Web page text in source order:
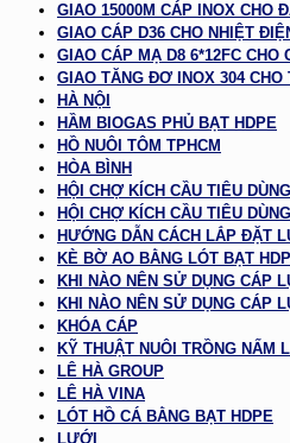
GIAO 15000M CÁP INOX CHO
GIAO CÁP D36 CHO NHIỆT
GIAO CÁP MẠ D8 6*12FC CHO
GIAO TĂNG ĐƠ INOX 304
HÀ NỘI
HẦM BIOGAS PHỦ BẠT HDPE
HỒ NUÔI TÔM TPHCM
HÒA BÌNH
HỘI CHỢ KÍCH CẦU TIÊU DÙNG
HỘI CHỢ KÍCH CẦU TIÊU
HƯỚNG DẪN CÁCH LẮP ĐẶT
KÈ BỜ AO BẰNG LÓT BẠT
KHI NÀO NÊN SỬ DỤNG CÁP
KHI NÀO NÊN SỬ DỤNG CÁP
KHÓA CÁP
KỸ THUẬT NUÔI TRỒNG NẤM
LÊ HÀ GROUP
LÊ HÀ VINA
LÓT HỒ CÁ BẰNG BẠT HDPE
LƯỚI